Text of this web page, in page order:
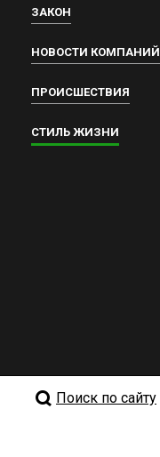
ЗАКОН
НОВОСТИ КОМПАНИЙ
ПРОИСШЕСТВИЯ
СТИЛЬ ЖИЗНИ
Поиск по сайту